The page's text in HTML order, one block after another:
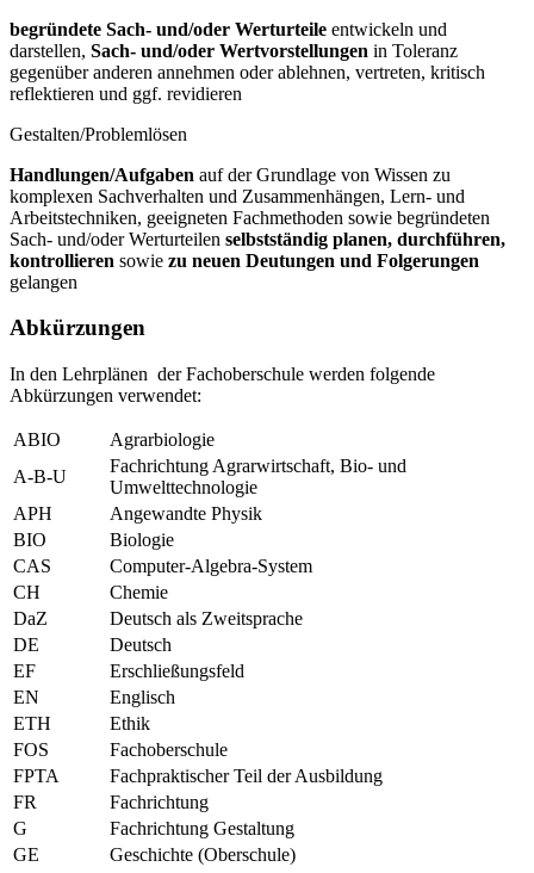
begründete Sach- und/oder Werturteile entwickeln und
darstellen, Sach- und/oder Wertvorstellungen in Toleranz
gegenüber anderen annehmen oder ablehnen, vertreten, kritisch
reflektieren und ggf. revidieren
Gestalten/Problemlösen
Handlungen/Aufgaben auf der Grundlage von Wissen zu
komplexen Sachverhalten und Zusammenhängen, Lern- und
Arbeitstechniken, geeigneten Fachmethoden sowie begründeten
Sach- und/oder Werturteilen selbstständig planen, durchführen,
kontrollieren sowie zu neuen Deutungen und Folgerungen
gelangen
Abkürzungen
In den Lehrplänen der Fachoberschule werden folgende
Abkürzungen verwendet:
ABIO
Agrarbiologie
A-B-U
Fachrichtung Agrarwirtschaft, Bio- und
Umwelttechnologie
APH
Angewandte Physik
BIO
Biologie
CAS
Computer-Algebra-System
CH
Chemie
DaZ
Deutsch als Zweitsprache
DE
Deutsch
EF
Erschließungsfeld
EN
Englisch
ETH
Ethik
FOS
Fachoberschule
FPTA
Fachpraktischer Teil der Ausbildung
FR
Fachrichtung
G
Fachrichtung Gestaltung
GE
Geschichte (Oberschule)